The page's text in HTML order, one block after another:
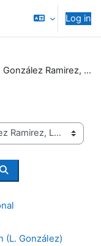
Log in
González Ramirez, Lore
Search courses
(L. González)